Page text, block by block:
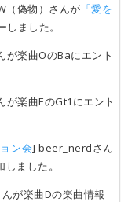
（偽物）さんが 「愛を
ました。
楽曲OのBaにエント
楽曲EのGt1にエント
ン会] beer_nerdさん
しました。
が楽曲Dの楽曲情報